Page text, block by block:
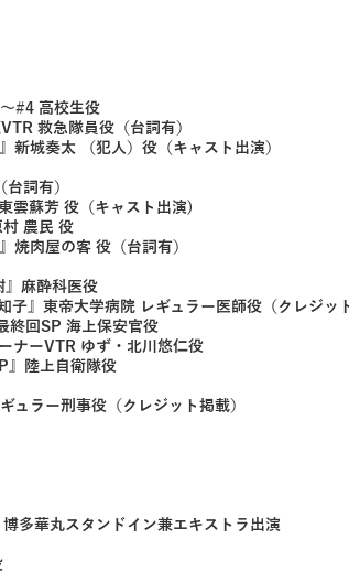
#4 高校生役
救急隊員役（台詞有）
城奏太 （犯人）役（キャスト出演）
詞有）
雲蘇芳 役（キャスト出演)
農民 役
焼肉屋の客 役（台詞有）
麻酔科医役
』東帝大学病院 レギュラー医師役（クレジッ
終回SP 海上保安官役
ナーVTR ゆず・北川悠仁役
』陸上自衛隊役
ュラー刑事役（クレジット掲載）
多華丸スタンドイン兼エキストラ出演